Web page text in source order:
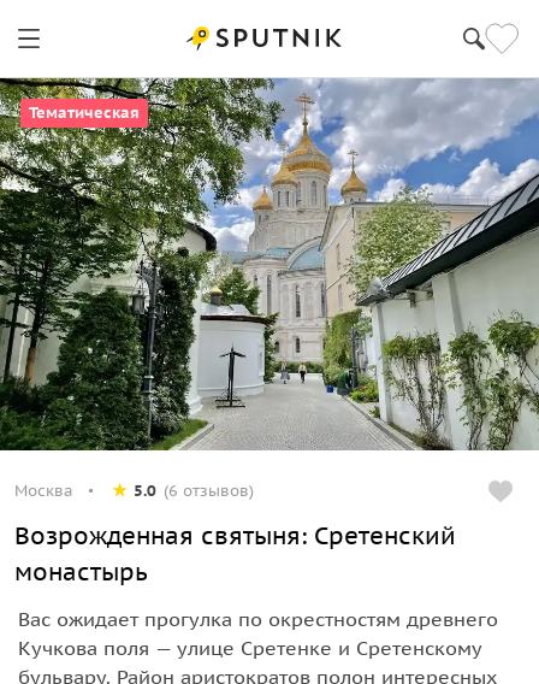
Тематическая
Москва 5.0 (6 отзывов)
Возрожденная святыня: Сретенский
монастырь
Вас ожидает прогулка по окрестностям древнего
Кучкова поля — улице Сретенке и Сретенскому
бульвару. Район аристократов полон интересных